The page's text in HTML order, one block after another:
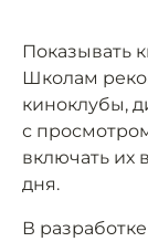
Показывать
Школам
киноклубы,
с
включать их
дня.
В